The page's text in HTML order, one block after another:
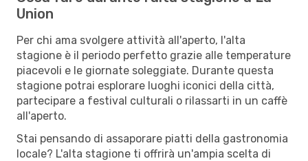
Union
Per chi ama svolgere attività all'aperto, l'alta
stagione è il periodo perfetto grazie alle temperature
piacevoli e le giornate soleggiate. Durante questa
stagione potrai esplorare luoghi iconici della città,
partecipare a festival culturali o rilassarti in un caffè
all'aperto.
Stai pensando di assaporare piatti della gastronomia
locale? L'alta stagione ti offrirà un'ampia scelta di